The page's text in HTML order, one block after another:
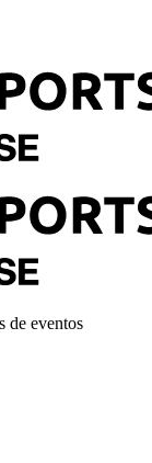
de eventos